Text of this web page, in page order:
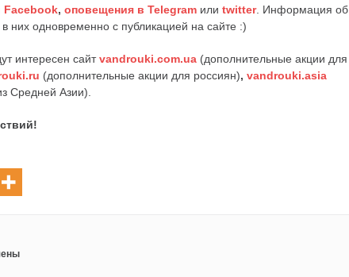
Facebook, оповещения в Telegram или twitter. Информация об
них одновременно с публикацией на сайте :)
интересен сайтvandrouki.com.ua (дополнительные акции для
(дополнительные акции для россиян), vandrouki.asia
Средней Азии).